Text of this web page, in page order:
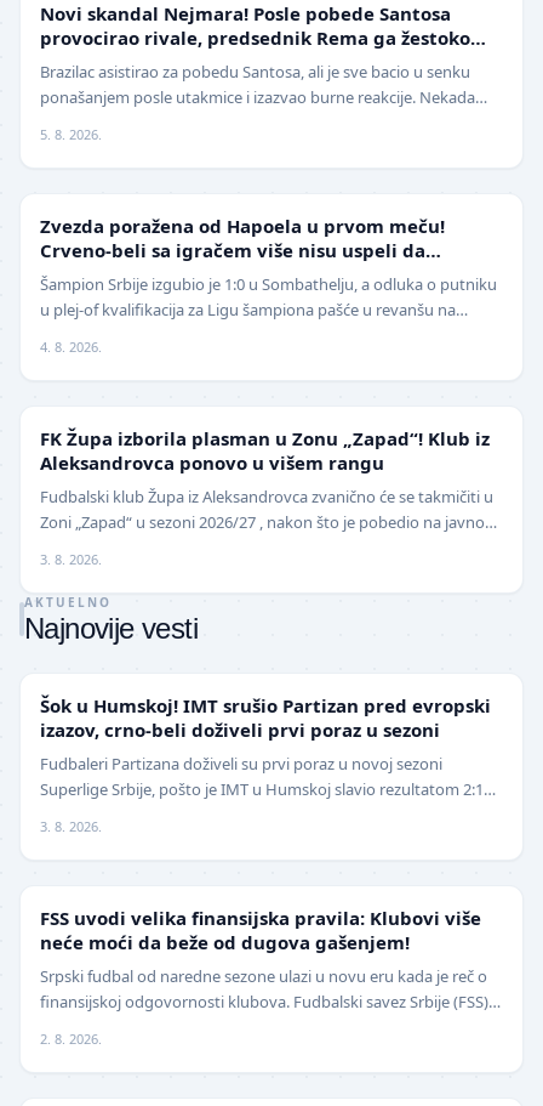
Novi skandal Nejmara! Posle pobede Santosa
provocirao rivale, predsednik Rema ga žestoko
isprozivao: "Bitanga i klovn!" (VIDEO)
Brazilac asistirao za pobedu Santosa, ali je sve bacio u senku
ponašanjem posle utakmice i izazvao burne reakcije. Nekada
5. 8. 2026.
Zvezda poražena od Hapoela u prvom meču!
Crveno-beli sa igračem više nisu uspeli da
izbegnu poraz
Šampion Srbije izgubio je 1:0 u Sombathelju, a odluka o putniku
u plej-of kvalifikacija za Ligu šampiona pašće u revanšu na
4. 8. 2026.
NIŽE LIGE
FK Župa izborila plasman u Zonu „Zapad“! Klub iz
Aleksandrovca ponovo u višem rangu
Fudbalski klub Župa iz Aleksandrovca zvanično će se takmičiti u
Zoni „Zapad“ u sezoni 2026/27 , nakon što je pobedio na javnom
3. 8. 2026.
AKTUELNO
Najnovije vesti
SUPERLIGA
Šok u Humskoj! IMT srušio Partizan pred evropski
izazov, crno-beli doživeli prvi poraz u sezoni
Fudbaleri Partizana doživeli su prvi poraz u novoj sezoni
Superlige Srbije, pošto je IMT u Humskoj slavio rezultatom 2:1
3. 8. 2026.
FSS uvodi velika finansijska pravila: Klubovi više
neće moći da beže od dugova gašenjem!
Srpski fudbal od naredne sezone ulazi u novu eru kada je reč o
finansijskoj odgovornosti klubova. Fudbalski savez Srbije (FSS)
2. 8. 2026.